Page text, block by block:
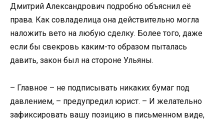
Дмитрий Александрович подробно объяснил её
права. Как совладелица она действительно могла
наложить вето на любую сделку. Более того, даже
если бы свекровь каким-то образом пыталась
давить, закон был на стороне Ульяны.
– Главное – не подписывать никаких бумаг под
давлением, – предупредил юрист. – И желательно
зафиксировать вашу позицию в письменном виде,